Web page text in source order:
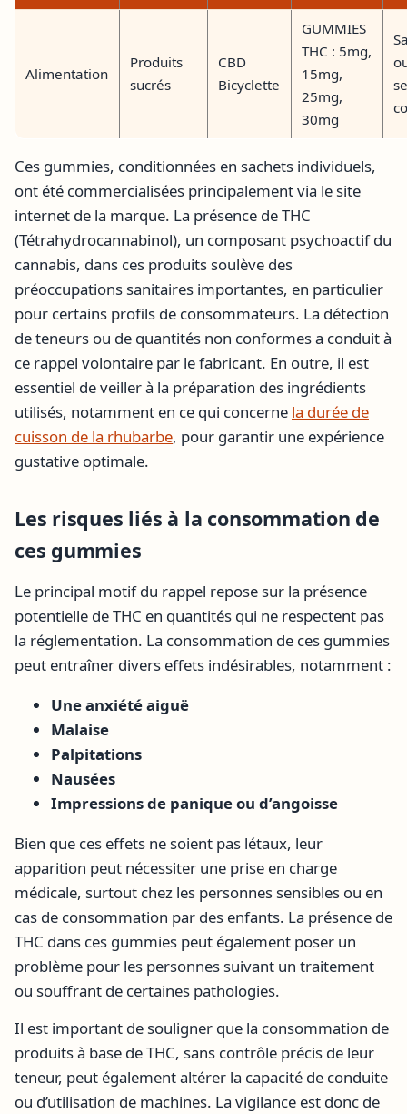
Alimentation
Produits
sucrés
CBD
Bicyclette
GUMMIES
THC : 5mg,
15mg,
25mg,
30mg
Ces gummies, conditionnées en sachets individuels,
ont été commercialisées principalement via le site
internet de la marque. La présence de THC
(Tétrahydrocannabinol), un composant psychoactif du
cannabis, dans ces produits soulève des
préoccupations sanitaires importantes, en particulier
pour certains profils de consommateurs. La détection
de teneurs ou de quantités non conformes a conduit à
ce rappel volontaire par le fabricant. En outre, il est
essentiel de veiller à la préparation des ingrédients
utilisés, notamment en ce qui concerne la durée de
cuisson de la rhubarbe, pour garantir une expérience
gustative optimale.
Les risques liés à la consommation de
ces gummies
Le principal motif du rappel repose sur la présence
potentielle de THC en quantités qui ne respectent pas
la réglementation. La consommation de ces gummies
peut entraîner divers effets indésirables, notamment :
Une anxiété aiguë
Malaise
Palpitations
Nausées
Impressions de panique ou d’angoisse
Bien que ces effets ne soient pas létaux, leur
apparition peut nécessiter une prise en charge
médicale, surtout chez les personnes sensibles ou en
cas de consommation par des enfants. La présence de
THC dans ces gummies peut également poser un
problème pour les personnes suivant un traitement
ou souffrant de certaines pathologies.
Il est important de souligner que la consommation de
produits à base de THC, sans contrôle précis de leur
teneur, peut également altérer la capacité de conduite
ou d’utilisation de machines. La vigilance est donc de